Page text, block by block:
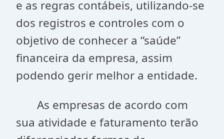
e as regras contábeis, utilizando-se
dos registros e controles com o
objetivo de conhecer a “saúde”
financeira da empresa, assim
podendo gerir melhor a entidade.
As empresas de acordo com
sua atividade e faturamento terão